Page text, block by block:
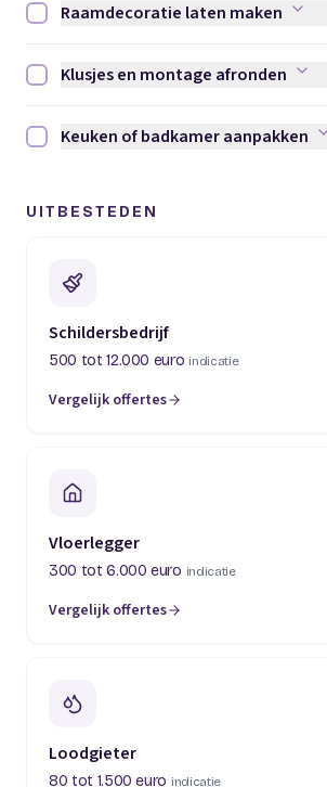
Raamdecoratie laten maken afvinken
Raamdecoratie laten maken
Klusjes en montage afronden afvinken
Klusjes en montage afronden
Keuken of badkamer aanpakken afvinken
Keuken of badkamer aanpakken
UITBESTEDEN
Schildersbedrijf
500 tot 12.000 euro indicatie
Vergelijk offertes
(opent in een nieuw tabblad)
Vloerlegger
300 tot 6.000 euro indicatie
Vergelijk offertes
(opent in een nieuw tabblad)
Loodgieter
80 tot 1.500 euro indicatie